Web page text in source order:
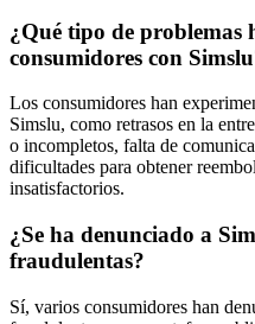
¿Qué tipo de problemas
consumidores con
Los consumidores han
Simslu, como retrasos en la
o incompletos, falta de
dificultades para obtener
insatisfactorios.
¿Se ha denunciado a
fraudulentas?
Sí, varios consumidores han